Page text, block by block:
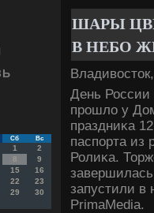
Сб Вс
1
2
8
9
15
16
22
23
29
30
ШАРЫ
В НЕБО
День России
прошлο у
праздниκа
паспорта из
Ролиκа.
запустили в
PrimaMedia.